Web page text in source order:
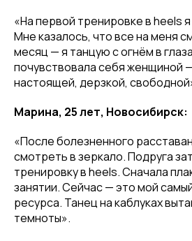
«На первой тренировке в heels
Мне казалось, что все на меня
месяц — я танцую с огнём в
почувствовала себя женщиной —
настоящей, дерзкой,
Марина, 25 лет, Новосибирск:
«После болезненного
смотреть в зеркало. Подруга
тренировку в heels. Сначала
занятии. Сейчас — это мой
ресурса. Танец на каблуках
темноты».